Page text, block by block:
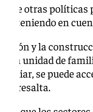
entre otras
teniendo en
y la
la unidad de
se puede
resalta.